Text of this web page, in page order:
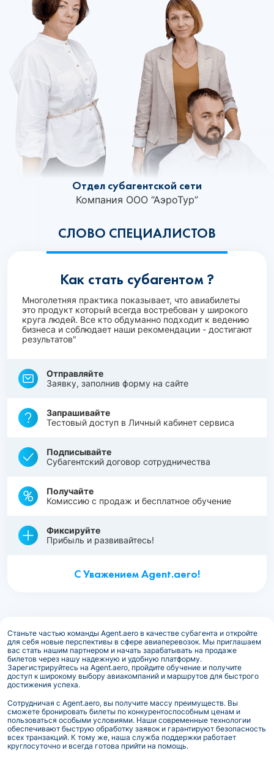
СЛОВО СПЕЦИАЛИСТОВ
Отдел субагентской сети
Компания ООО “АэроТур”
Как стать субагентом ?
Многолетняя практика показывает, что авиабилеты
это продукт который всегда востребован у широкого
круга людей. Все кто обдуманно подходит к ведению
бизнеса и соблюдает наши рекомендации - достигают
результатов"
Отправляйте
Заявку, заполнив форму на сайте
Запрашивайте
Тестовый доступ в Личный кабинет сервиса
Подписывайте
Субагентский договор сотрудничества
Получайте
Комиссию с продаж и бесплатное обучение
Фиксируйте
Прибыль и развивайтесь!
С Уважением Agent.aero!
Станьте частью команды Agent.aero в качестве субагента и откройте
для себя новые перспективы в сфере авиаперевозок. Мы приглашаем
вас стать нашим партнером и начать зарабатывать на продаже
билетов через нашу надежную и удобную платформу.
Зарегистрируйтесь на Agent.aero, пройдите обучение и получите
доступ к широкому выбору авиакомпаний и маршрутов для быстрого
достижения успеха.
Сотрудничая с Agent.aero, вы получите массу преимуществ. Вы
сможете бронировать билеты по конкурентоспособным ценам и
пользоваться особыми условиями. Наши современные технологии
обеспечивают быструю обработку заявок и гарантируют безопасность
всех транзакций. К тому же, наша служба поддержки работает
круглосуточно и всегда готова прийти на помощь.